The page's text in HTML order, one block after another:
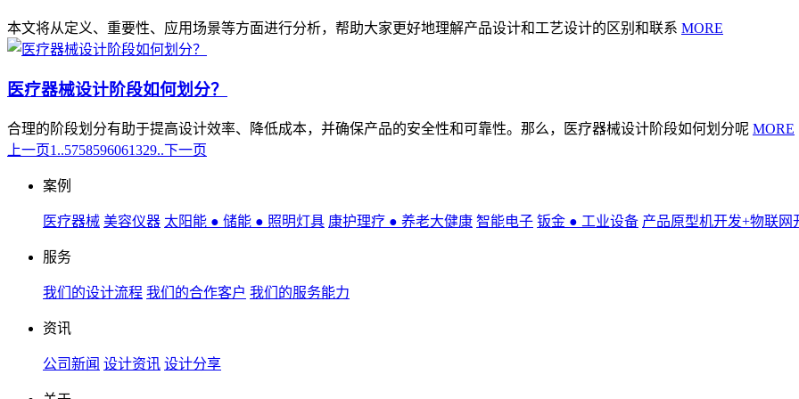
本文将从定义、重要性、应用场景等方面进行分析，帮助大家更好地理解产品设计和工艺设计的区别和联系 MORE
医疗器械设计阶段如何划分？
合理的阶段划分有助于提高设计效率、降低成本，并确保产品的安全性和可靠性。那么，医疗器械设计阶段如何划分呢 MORE
上一页1..5758596061329..下一页
案例
医疗器械 美容仪器 太阳能 ● 储能 ● 照明灯具 康护理疗 ● 养老大健康 智能电子 钣金 ● 工业设备 产品原型机开发+物联网
服务
我们的设计流程 我们的合作客户 我们的服务能力
资讯
公司新闻 设计资讯 设计分享